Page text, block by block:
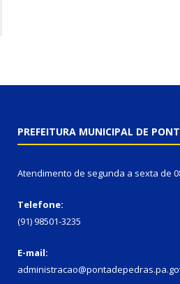
PREFEITURA MUNICIPAL DE
Atendimento de segunda a sexta de
Telefone:
(91) 98501-3235
E-mail: